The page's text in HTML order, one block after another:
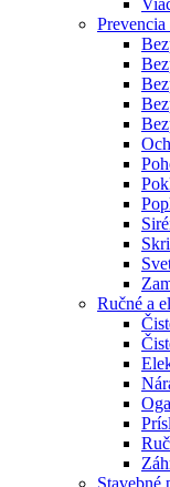
Ručné a
Stavebné